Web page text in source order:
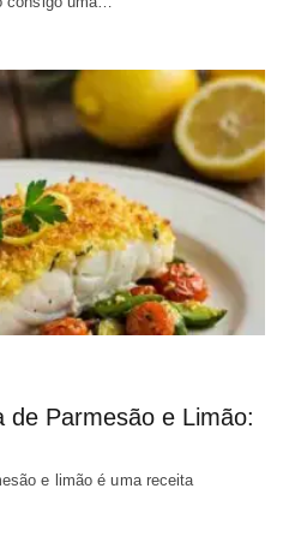
de Parmesão e Limão:
e limão é uma receita